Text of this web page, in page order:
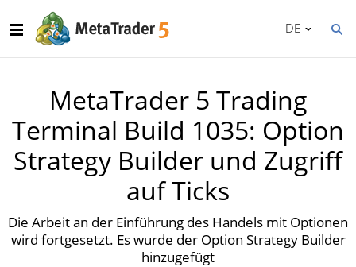
DE
MetaTrader 5 Trading
Terminal Build 1035: Option
Strategy Builder und Zugriff
auf Ticks
Die Arbeit an der Einführung des Handels mit Optionen
wird fortgesetzt. Es wurde der Option Strategy Builder
hinzugefügt